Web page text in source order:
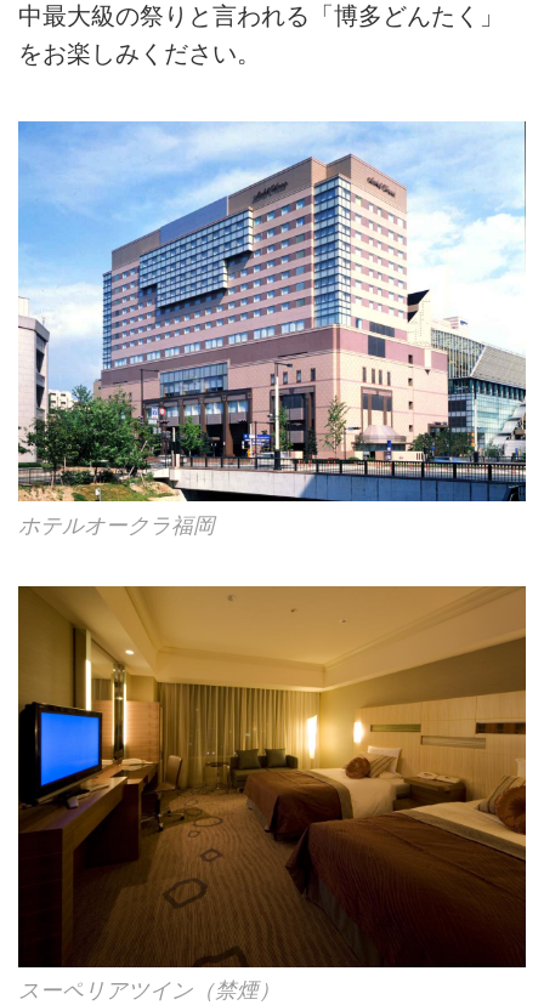
中最大級の祭りと言われる「博多どんたく」
をお楽しみください。
ホテルオークラ福岡
スーペリアツイン（禁煙）